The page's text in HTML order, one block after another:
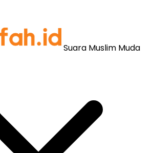
Suara Muslim Muda